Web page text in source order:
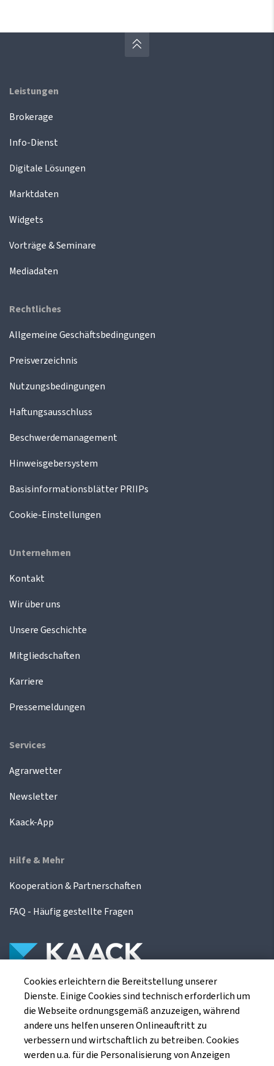
Leistungen
Brokerage
Info-Dienst
Digitale Lösungen
Marktdaten
Widgets
Vorträge & Seminare
Mediadaten
Rechtliches
Allgemeine Geschäftsbedingungen
Preisverzeichnis
Nutzungsbedingungen
Haftungsausschluss
Beschwerdemanagement
Hinweisgebersystem
Basisinformationsblätter PRIIPs
Cookie-Einstellungen
Unternehmen
Kontakt
Wir über uns
Unsere Geschichte
Mitgliedschaften
Karriere
Pressemeldungen
Services
Agrarwetter
Newsletter
Kaack-App
Hilfe & Mehr
Kooperation & Partnerschaften
FAQ - Häufig gestellte Fragen
Die Kaack Terminhandel GmbH ist ein
Finanzdienstleistungsinstitut für die europäischen
Agrarterminbörsen.
Cookies erleichtern die Bereitstellung unserer
Dienste. Einige Cookies sind technisch erforderlich um
die Webseite ordnungsgemäß anzuzeigen, während
andere uns helfen unseren Onlineauftritt zu
verbessern und wirtschaftlich zu betreiben. Cookies
werden u.a. für die Personalisierung von Anzeigen